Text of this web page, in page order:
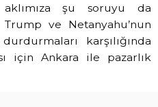
şu soruyu da
ve Netanyahu’nun
karşılığında
için Ankara ile pazarlık